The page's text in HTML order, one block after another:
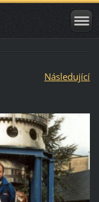
Následující